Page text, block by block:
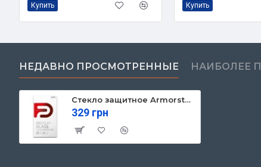
Купить Купить
НЕДАВНО ПРОСМОТРЕННЫЕ НАИБОЛЕЕ
Стекло защитное Armorstandart Icon Samsung A32 / A22 4G / M32 Black (ARM57970)
329 грн